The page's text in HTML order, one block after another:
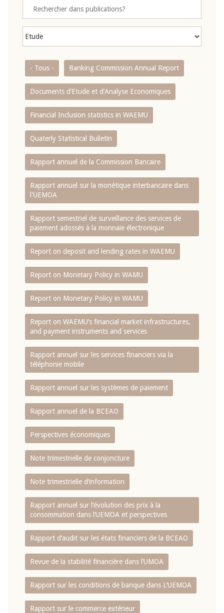
- Tous - Banking Commission Annual Report
Documents d’Etude et d’Analyse Economiques
Financial Inclusion statistics in WAEMU
Quaterly Statistical Bulletin
Rapport annuel de la Commission Bancaire
Rapport annuel sur la monétique interbancaire dans
l'UEMOA
Rapport semestriel de surveillance des services de
paiement adossés à la monnaie électronique
Report on deposit and lending rates in WAEMU
Report on Monetary Policy in WAMU
Report on Monetary Policy in WAMU
Report on WAEMU’s financial market infrastructures,
and payment instruments and services
Rapport annuel sur les services financiers via la
téléphonie mobile
Rapport annuel sur les systèmes de paiement
Rapport annuel de la BCEAO
Perspectives économiques
Note trimestrielle de conjoncture
Note trimestrielle d‘information
Rapport annuel sur l‘évolution des prix à la
consommation dans l‘UEMOA et perspectives
Rapport d‘audit sur les états financiers de la BCEAO
Revue de la stabilité financière dans l‘UMOA
Rapport sur les conditions de banque dans L‘UEMOA
Rapport sur le commerce extérieur